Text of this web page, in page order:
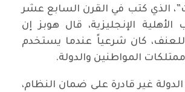
الذي كتب في القرن السابع عشر
الإنجليزية، قال هوبز إن
للعنف، كان شرعياً عندما يستخدم
المواطنين والدولة.
غير قادرة على ضمان النظام،